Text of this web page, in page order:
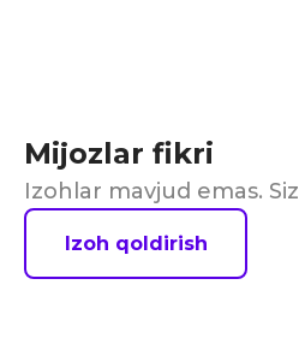
Mijozlar fikri
Izohlar mavjud emas.
Izoh qoldirish